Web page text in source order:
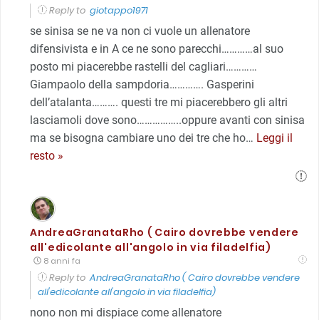
Reply to giotappo1971
se sinisa se ne va non ci vuole un allenatore
difensivista e in A ce ne sono parecchi…………al suo
posto mi piacerebbe rastelli del cagliari…………
Giampaolo della sampdoria…………. Gasperini
dell’atalanta………. questi tre mi piacerebbero gli altri
lasciamoli dove sono……………..oppure avanti con sinisa
ma se bisogna cambiare uno dei tre che ho… Leggi il
resto »
AndreaGranataRho ( Cairo dovrebbe vendere
all'edicolante all'angolo in via filadelfia)
8 anni fa
Reply toAndreaGranataRho ( Cairo dovrebbe vendere
all'edicolante all'angolo in via filadelfia)
nono non mi dispiace come allenatore